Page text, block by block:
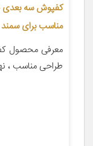
مناسب برای سمند
معرفی محصول
طراحی مناسب ،